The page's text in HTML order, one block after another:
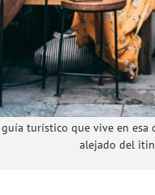
turístico que vive en esa
alejado del